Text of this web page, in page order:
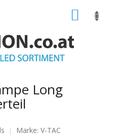
Long
Marke: V-TAC